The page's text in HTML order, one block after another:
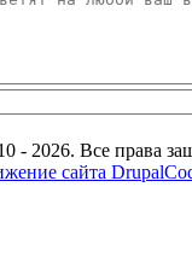
- 2026. Все права
сайта